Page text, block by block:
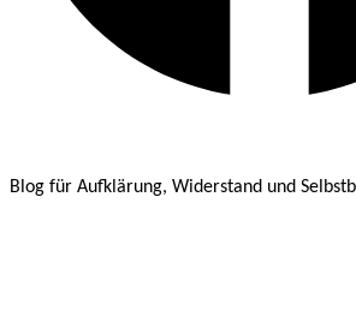
Blog für Aufklärung, Widerstand und